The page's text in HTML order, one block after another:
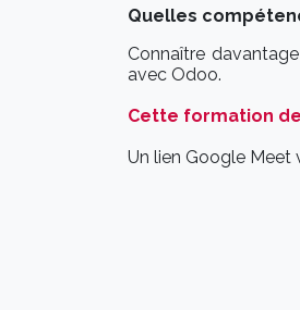
Quelles
Connaître
avec Odoo.
Cette formation
Un lien Google Meet